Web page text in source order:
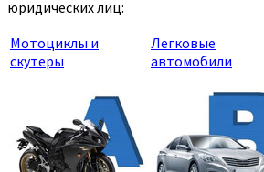
юридических лиц:
Мотоциклы и
скутеры
Легковые
автомобили